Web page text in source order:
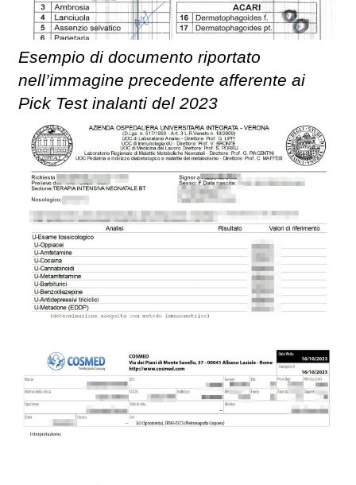
Esempio di documento riportato
nell’immagine precedente afferente ai
Pick Test inalanti del 2023